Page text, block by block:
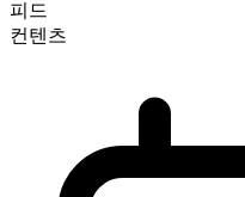
피드
컨텐츠